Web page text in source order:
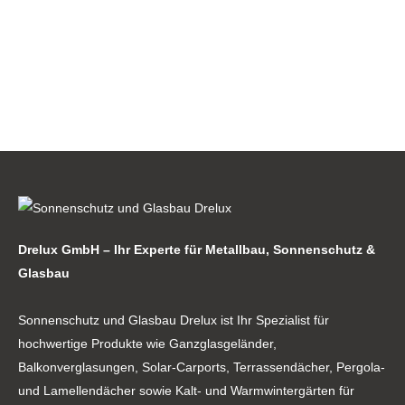
Drelux GmbH – Ihr Experte für Metallbau, Sonnenschutz &
Glasbau
Sonnenschutz und Glasbau Drelux ist Ihr Spezialist für
hochwertige Produkte wie Ganzglasgeländer,
Balkonverglasungen, Solar-Carports, Terrassendächer, Pergola-
und Lamellendächer sowie Kalt- und Warmwintergärten für